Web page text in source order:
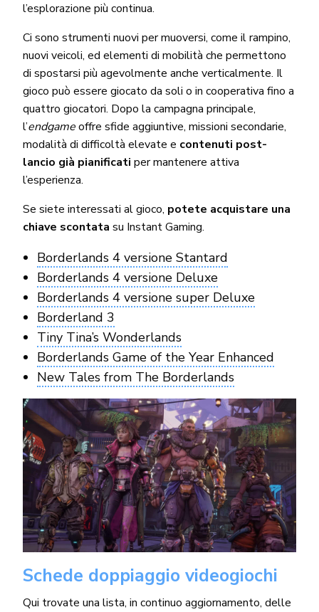
l’esplorazione più continua.
Ci sono strumenti nuovi per muoversi, come il rampino,
nuovi veicoli, ed elementi di mobilità che permettono
di spostarsi più agevolmente anche verticalmente. Il
gioco può essere giocato da soli o in cooperativa fino a
quattro giocatori. Dopo la campagna principale,
l’endgameoffre sfide aggiuntive, missioni secondarie,
modalità di difficoltà elevate e contenuti post-
lancio già pianificati per mantenere attiva
l’esperienza.
Se siete interessati al gioco, potete acquistare una
chiave scontata su Instant Gaming.
Borderlands 4 versione Stantard
Borderlands 4 versione Deluxe
Borderlands 4 versione super Deluxe
Borderland 3
Tiny Tina’s Wonderlands
Borderlands Game of the Year Enhanced
New Tales from The Borderlands
Schede doppiaggio videogiochi
Qui trovate una lista, in continuo aggiornamento, delle